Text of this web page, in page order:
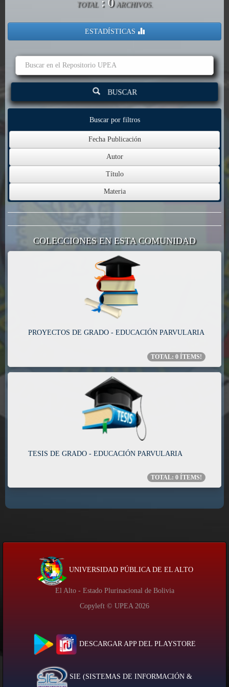
TOTAL ARCHIVOS.
ESTADÍSTICAS
BUSCAR
Buscar por filtros
COLECCIONES EN ESTA COMUNIDAD
PROYECTOS DE GRADO - EDUCACIÓN PARVULARIA
TOTAL: 0 ÍTEMS!
TESIS DE GRADO - EDUCACIÓN PARVULARIA
TOTAL: 0 ÍTEMS!
UNIVERSIDAD PÚBLICA DE EL ALTO
El Alto - Estado Plurinacional de Bolivia
Copyleft © UPEA 2026
DESCARGAR APP DEL PLAYSTORE
SIE (SISTEMAS DE INFORMACIÓN &